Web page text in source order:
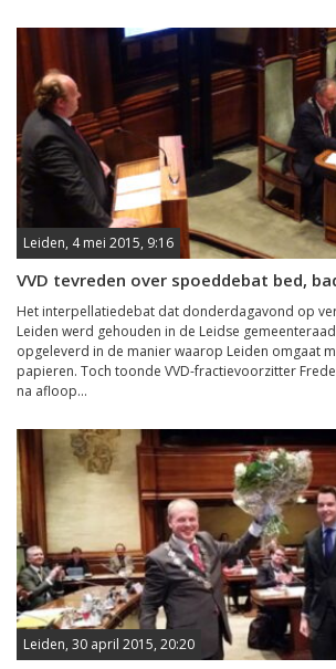
Leiden, 4 mei 2015, 9:16
VVD tevreden over spoeddebat bed,
Het interpellatiedebat dat donderdagavond op
Leiden werd gehouden in de Leidse
opgeleverd in de manier waarop Leiden omgaat
papieren. Toch toonde VVD-fractievoorzitter
na afloop...
Leiden, 30 april 2015, 20:20